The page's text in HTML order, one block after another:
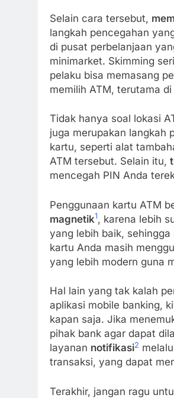
Selain cara tersebut,
langkah pencegahan
di pusat perbelanjaan
minimarket. Skimming
pelaku bisa memasang
memilih ATM, terutama
Tidak hanya soal lokasi
juga merupakan langkah
kartu, seperti alat
ATM tersebut. Selain itu,
mencegah PIN Anda
Penggunaan kartu ATM
magnetik1 , karena lebih
yang lebih baik,
kartu Anda masih
yang lebih modern guna
Hal lain yang tak kalah
aplikasi mobile banking,
kapan saja. Jika
pihak bank agar dapat
layanan notifikasi2
transaksi, yang dapat
Terakhir, jangan ragu